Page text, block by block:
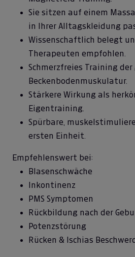
Sie sitzen auf einem
in Ihrer Alltagskleidung
Wissenschaftlich belegt
Therapeuten empfohlen.
Schmerzfreies Training
Beckenbodenmuskulatur.
Stärkere Wirkung als
Eigentraining.
Spürbare,
ersten Einheit.
Empfehlenswert bei:
Blasenschwäche
Inkontinenz
PMS Symptomen
Rückbildung nach der
Potenzstörung
Rücken & Ischias